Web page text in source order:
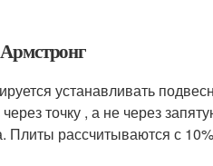
устанавливать
точку , а не через
Плиты рассчитываются с